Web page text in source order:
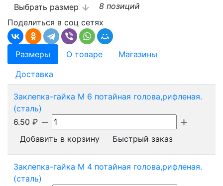
Выбрать размер
8 позиций
Поделиться в соц сетях
Размеры О товаре
Магазины
Доставка
Заклепка-гайка М 6 потайная голова,рифленая.
(сталь)
6.50 ₽
Добавить в корзину
Быстрый заказ
Заклепка-гайка М 4 потайная голова,рифленая.
(сталь)